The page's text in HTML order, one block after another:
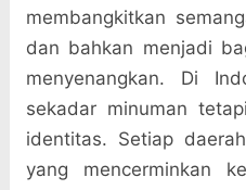
membangkitkan
dan bahkan menjadi
menyenangkan. Di
sekadar minuman
identitas. Setiap
yang mencerminkan